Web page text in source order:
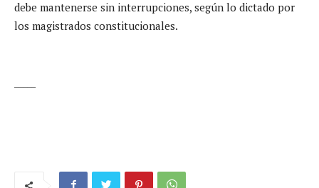
debe mantenerse sin interrupciones, según lo dictado por
los magistrados constitucionales.